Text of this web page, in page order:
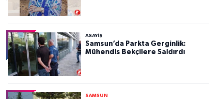
ASAYIŞ
Samsun’da Parkta Gerginlik:
Mühendis Bekçilere Saldırdı
SAMSUN